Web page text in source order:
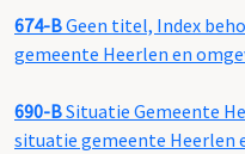
674-BGeen titel, Index
gemeente Heerlen en
690-BSituatie Gemeente
situatie gemeente Heerlen